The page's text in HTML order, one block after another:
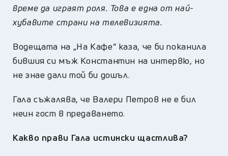
време да играят роля. Това е една от най-
хубавите страни на телевизията.
Водещата на „На Кафе“ каза, че би поканила
бившия си мъж Константин на интервю, но
не знае дали той би дошъл.
Гала съжалява, че Валери Петров не е бил
неин гост в предаването.
Какво прави Гала истински щастлива?